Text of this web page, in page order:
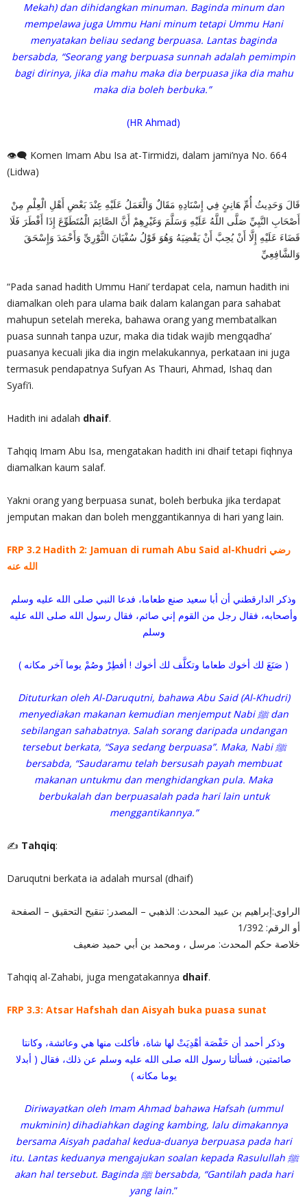
Mekah) dan dihidangkan minuman. Baginda minum dan
mempelawa juga Ummu Hani minum tetapi Ummu Hani
menyatakan beliau sedang berpuasa. Lantas baginda
bersabda, “Seorang yang berpuasa sunnah adalah pemimpin
bagi dirinya, jika dia mahu maka dia berpuasa jika dia mahu
maka dia boleh berbuka.”
(HR Ahmad)
👁‍🗨 Komen Imam Abu Isa at-Tirmidzi, dalam jami’nya No. 664
(Lidwa)
قَالَ وَحَدِيثُ أُمِّ هَانِئٍ فِي إِسْنَادِهِ مَقَالٌ وَالْعَمَلُ عَلَيْهِ عِنْدَ بَعْضِ أَهْلِ الْعِلْمِ مِنْ
أَصْحَابِ النَّبِيِّ صَلَّى اللَّهُ عَلَيْهِ وَسَلَّمَ وَغَيْرِهِمْ أَنَّ الصَّائِمَ الْمُتَطَوِّعَ إِذَا أَفْطَرَ فَلَا
قَضَاءَ عَلَيْهِ إِلَّا أَنْ يُحِبَّ أَنْ يَقْضِيَهُ وَهُوَ قَوْلُ سُفْيَانَ الثَّوْرِيِّ وَأَحْمَدَ وَإِسْحَقَ
وَالشَّافِعِيِّ
“Pada sanad hadith Ummu Hani’ terdapat cela, namun hadith ini
diamalkan oleh para ulama baik dalam kalangan para sahabat
mahupun setelah mereka, bahawa orang yang membatalkan
puasa sunnah tanpa uzur, maka dia tidak wajib mengqadha’
puasanya kecuali jika dia ingin melakukannya, perkataan ini juga
termasuk pendapatnya Sufyan As Thauri, Ahmad, Ishaq dan
Syafi’i.
Hadith ini adalah dhaif.
Tahqiq Imam Abu Isa, mengatakan hadith ini dhaif tetapi fiqhnya
diamalkan kaum salaf.
Yakni orang yang berpuasa sunat, boleh berbuka jika terdapat
jemputan makan dan boleh menggantikannya di hari yang lain.
FRP 3.2 Hadith 2: Jamuan di rumah Abu Said al-Khudri رضي
الله عنه
وذكر الدارقطني أن أبا سعيد صنع طعاما، فدعا النبي صلى الله عليه وسلم
وأصحابه، فقال رجل من القوم إني صائم، فقال رسول الله صلى الله عليه
وسلم
( صَنَعَ لك أخوك طعاما وتكلَّف لك أخوك ! أفطِرْ وصُمْ يوما آخر مكانه )
Dituturkan oleh Al-Daruqutni, bahawa Abu Said (Al-Khudri)
menyediakan makanan kemudian menjemput Nabi ﷺ dan
sebilangan sahabatnya. Salah sorang daripada undangan
tersebut berkata, “Saya sedang berpuasa”. Maka, Nabi ﷺ
bersabda, “Saudaramu telah bersusah payah membuat
makanan untukmu dan menghidangkan pula. Maka
berbukalah dan berpuasalah pada hari lain untuk
menggantikannya.”
✍ Tahqiq:
Daruqutni berkata ia adalah mursal (dhaif)
الراوي:إبراهيم بن عبيد المحدث: الذهبي – المصدر: تنقيح التحقيق – الصفحة
أو الرقم: 1/392
خلاصة حكم المحدث: مرسل ، ومحمد بن أبي حميد ضعيف
Tahqiq al-Zahabi, juga mengatakannya dhaif.
FRP 3.3: Atsar Hafshah dan Aisyah buka puasa sunat
وذكر أحمد أن حَفْصَة أهْدِيَتْ لها شاة، فأكلت منها هي وعائشة، وكانتا
صائمتين، فسألتا رسول الله صلى الله عليه وسلم عن ذلك، فقال ( أبدلا
يوما مكانه )
Diriwayatkan oleh Imam Ahmad bahawa Hafsah (ummul
mukminin) dihadiahkan daging kambing, lalu dimakannya
bersama Aisyah padahal kedua-duanya berpuasa pada hari
itu. Lantas keduanya mengajukan soalan kepada Rasulullah ﷺ
akan hal tersebut. Baginda ﷺ bersabda, “Gantilah pada hari
yang lain.”